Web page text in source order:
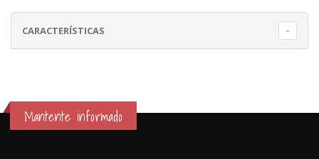
CARACTERÍSTICAS
Mantente informado